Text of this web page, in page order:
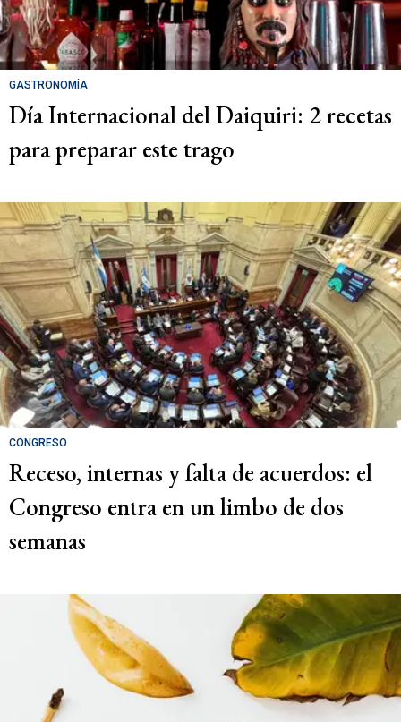
GASTRONOMÍA
Día Internacional del Daiquiri: 2 recetas
para preparar este trago
CONGRESO
Receso, internas y falta de acuerdos: el
Congreso entra en un limbo de dos
semanas